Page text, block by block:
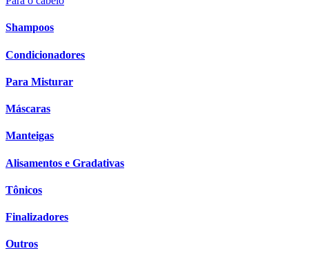
Shampoos
Condicionadores
Para Misturar
Máscaras
Manteigas
Alisamentos e Gradativas
Tônicos
Finalizadores
Outros